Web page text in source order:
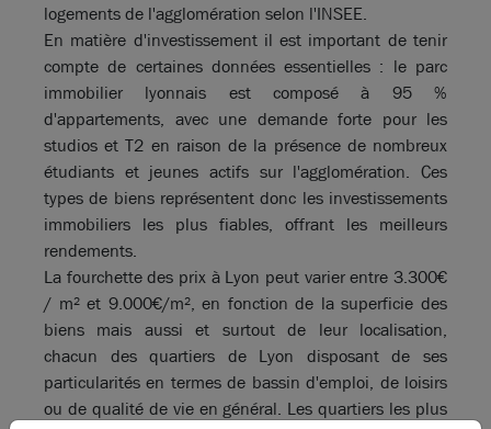
logements de l'agglomération selon l'INSEE.
En matière d'investissement il est important de tenir
compte de certaines données essentielles : le parc
immobilier lyonnais est composé à 95 %
d'appartements, avec une demande forte pour les
studios et T2 en raison de la présence de nombreux
étudiants et jeunes actifs sur l'agglomération. Ces
types de biens représentent donc les investissements
immobiliers les plus fiables, offrant les meilleurs
rendements.
La fourchette des prix à Lyon peut varier entre 3.300€
/ m² et 9.000€/m², en fonction de la superficie des
biens mais aussi et surtout de leur localisation,
chacun des quartiers de Lyon disposant de ses
particularités en termes de bassin d'emploi, de loisirs
ou de qualité de vie en général. Les quartiers les plus